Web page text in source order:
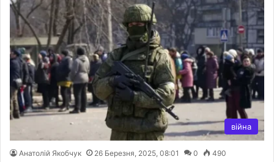
війна
Анатолій Якобчук 26 Березня, 2025, 08:01 0 490